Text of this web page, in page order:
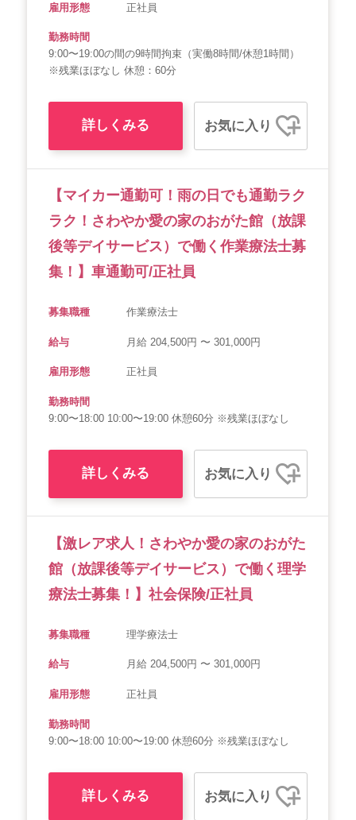
雇用形態 正社員
勤務時間
9:00〜19:00の間の9時間拘束（実働8時間/休憩1時間）
※残業ほぼなし 休憩：60分
詳しくみる お気に入り
【マイカー通勤可！雨の日でも通勤ラク
ラク！さわやか愛の家のおがた館（放課
後等デイサービス）で働く作業療法士募
集！】車通勤可/正社員
募集職種 作業療法士
給与 月給 204,500円 〜 301,000円
雇用形態 正社員
勤務時間
9:00〜18:00 10:00〜19:00 休憩60分 ※残業ほぼなし
詳しくみる お気に入り
【激レア求人！さわやか愛の家のおがた
館（放課後等デイサービス）で働く理学
療法士募集！】社会保険/正社員
募集職種 理学療法士
給与 月給 204,500円 〜 301,000円
雇用形態 正社員
勤務時間
9:00〜18:00 10:00〜19:00 休憩60分 ※残業ほぼなし
詳しくみる お気に入り